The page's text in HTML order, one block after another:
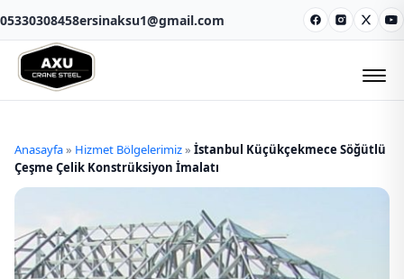
05330308458ersinaksu1@gmail.com Facebook
Instagram
X
Anasayfa» Hizmet Bölgelerimiz» İstanbul Küçükçekmece Söğütlü
Çeşme Çelik Konstrüksiyon İmalatı